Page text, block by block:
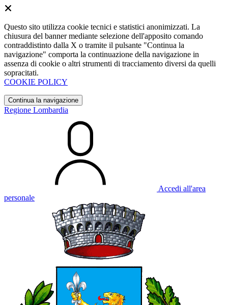
Questo sito utilizza cookie tecnici e statistici anonimizzati. La
chiusura del banner mediante selezione dell'apposito comando
contraddistinto dalla X o tramite il pulsante "Continua la
navigazione" comporta la continuazione della navigazione in
assenza di cookie o altri strumenti di tracciamento diversi da quelli
sopracitati.
COOKIE POLICY
Continua la navigazione
Regione Lombardia
Accedi all'area
personale